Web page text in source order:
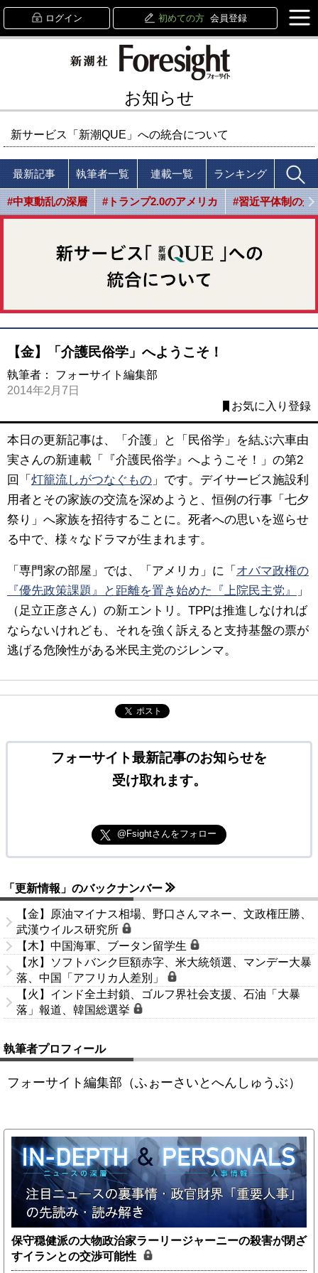
ログイン 初めての方 会員登録
お知らせ
新サービス「新潮QUE」への統合について
最新記事 執筆者一覧 連載一覧 ランキング
#中東動乱の深層 #トランプ2.0のアメリカ #習近平体制の光
【金】「介護民俗学」へようこそ！
執筆者： フォーサイト編集部
2014年2月7日
お気に入り登録
本日の更新記事は、「介護」と「民俗学」を結ぶ六車由
実さんの新連載「『介護民俗学』へようこそ！」の第2
回「 灯籠流しがつなぐもの 」です。デイサービス施設利
用者とその家族の交流を深めようと、恒例の行事「七夕
祭り」へ家族を招待することに。死者への思いを巡らせ
る中で、様々なドラマが生まれます。
「専門家の部屋」では、「アメリカ」に「 オバマ政権の
『優先政策課題』と距離を置き始めた『上院民主党』
」
（足立正彦さん）の新エントリ。TPPは推進しなければ
ならないけれども、それを強く訴えると支持基盤の票が
逃げる危険性がある米民主党のジレンマ。
ポスト
フォーサイト最新記事のお知らせを
受け取れます。
@Fsightさんをフォロー
「更新情報」のバックナンバー
【金】原油マイナス相場、野口さんマネー、文政権圧勝、
武漢ウイルス研究所
【木】中国海軍、ブータン留学生
【水】ソフトバンク巨額赤字、米大統領選、マンデー大暴
落、中国「アフリカ人差別」
【火】インド全土封鎖、ゴルフ界社会支援、石油「大暴
落」報道、韓国総選挙
執筆者プロフィール
フォーサイト編集部（ふぉーさいとへんしゅうぶ）
保守穏健派の大物政治家ラーリージャーニーの殺害が閉ざ
すイランとの交渉可能性